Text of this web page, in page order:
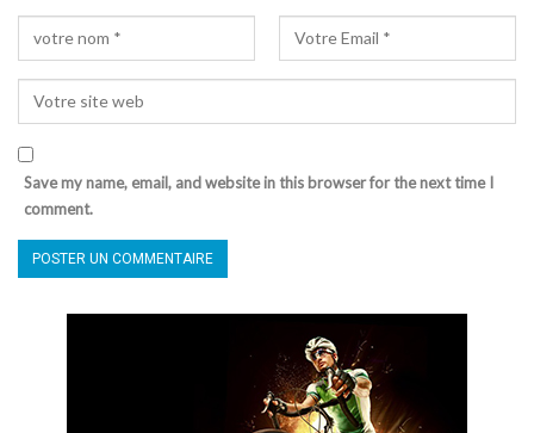
Save my name, email, and website in this browser for the next time I
comment.